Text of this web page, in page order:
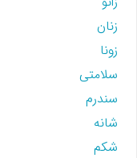
زنان
زونا
سلامتی
سندرم
شانه
شکم